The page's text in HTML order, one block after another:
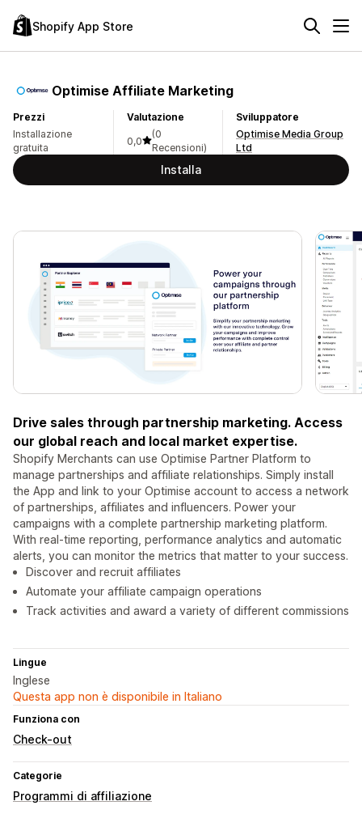
Shopify App Store
Optimise Affiliate Marketing
Prezzi
Installazione
gratuita
Valutazione
0,0
(0
Recensioni)
Sviluppatore
Optimise Media Group
Ltd
Installa
Drive sales through partnership marketing. Access
our global reach and local market expertise.
Shopify Merchants can use Optimise Partner Platform to
manage partnerships and affiliate relationships. Simply install
the App and link to your Optimise account to access a network
of partnerships, affiliates and influencers. Power your
campaigns with a complete partnership marketing platform.
With real-time reporting, performance analytics and automatic
alerts, you can monitor the metrics that matter to your success.
Discover and recruit affiliates
Automate your affiliate campaign operations
Track activities and award a variety of different commissions
Lingue
Inglese
Questa app non è disponibile in Italiano
Funziona con
Check-out
Categorie
Programmi di affiliazione